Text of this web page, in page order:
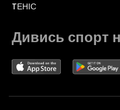
TЕНІС
Дивись спорт